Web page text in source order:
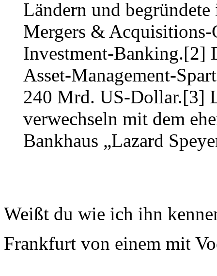
Ländern und
Mergers & Acquisitions-
Investment-Banking.[2]
Asset-Management-
240 Mrd. US-Dollar.[3]
verwechseln mit dem
Bankhaus „Lazard
Weißt du wie ich ihn
Frankfurt von einem mit